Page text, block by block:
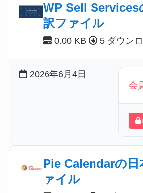
WP Sell Services
訳ファイル
0.00 KB 5 ダウン
2026年6月4日
会
Pie Calendarの日
ァイル